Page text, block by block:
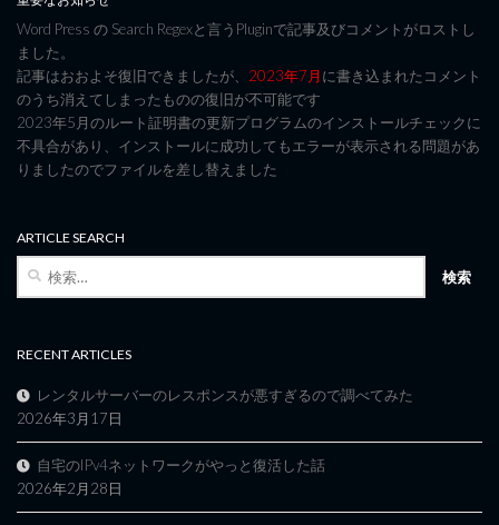
Word Press の Search Regexと言うPluginで記事及びコメントがロストし
ました。
記事はおおよそ復旧できましたが、 2023年7月に書き込まれたコメント
のうち消えてしまったものの復旧が不可能です
2023年5月のルート証明書の更新プログラムのインストールチェックに
不具合があり、インストールに成功してもエラーが表示される問題があ
りましたのでファイルを差し替えました
ARTICLE SEARCH
検
RECENT ARTICLES
レンタルサーバーのレスポンスが悪すぎるので調べてみた
2026年3月17日
自宅のIPv4ネットワークがやっと復活した話
2026年2月28日